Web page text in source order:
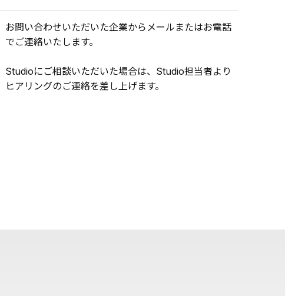
お問い合わせいただいた企業からメールまたはお電話
でご連絡いたします。
Studioにご相談いただいた場合は、Studio担当者より
ヒアリングのご連絡を差し上げます。